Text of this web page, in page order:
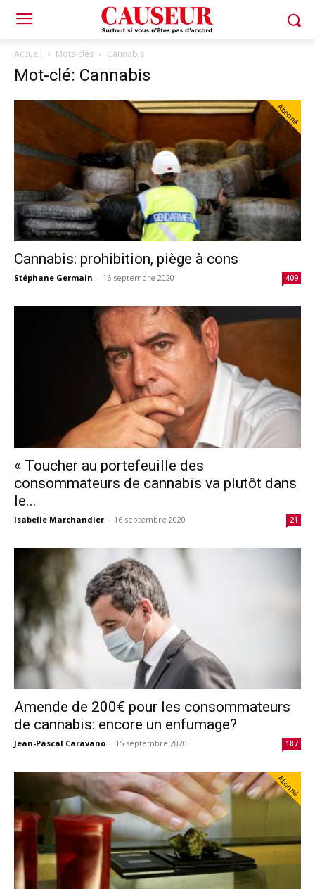
Accueil Mots-clés Cannabis
Mot-clé: Cannabis
Abonné
Cannabis: prohibition, piège à cons
Stéphane Germain - 16 septembre 2020 409
« Toucher au portefeuille des
consommateurs de cannabis va plutôt dans
le...
Isabelle Marchandier - 16 septembre 2020 21
Amende de 200€ pour les consommateurs
de cannabis: encore un enfumage?
Jean-Pascal Caravano - 15 septembre 2020 187
Abonné